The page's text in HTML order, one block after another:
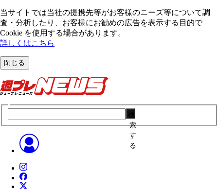
当サイトでは当社の提携先等がお客様のニーズ等について調
査・分析したり、お客様にお勧めの広告を表⽰する⽬的で
Cookie を使⽤する場合があります。
詳しくはこちら
閉じる
索
す
る